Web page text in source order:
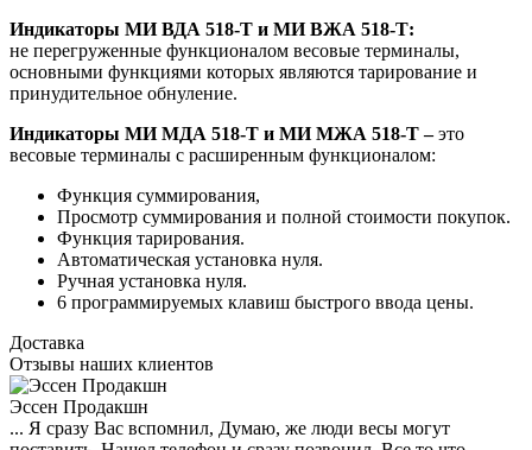
Индикаторы МИ ВДА 518-Т и МИ ВЖА 518-Т:
не перегруженные функционалом весовые терминалы,
основными функциями которых являются тарирование и
принудительное обнуление.
Индикаторы МИ МДА 518-Т и МИ МЖА 518-Т –это
весовые терминалы с расширенным функционалом:
Функция суммирования,
Просмотр суммирования и полной стоимости покупок.
Функция тарирования.
Автоматическая установка нуля.
Ручная установка нуля.
6 программируемых клавиш быстрого ввода цены.
Доставка
Отзывы наших клиентов
Эссен Продакшн
... Я сразу Вас вспомнил, Думаю, же люди весы могут